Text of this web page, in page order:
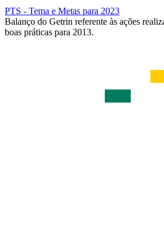
PTS - Tema e Metas para 2023
Balanço do Getrin referente às ações
boas práticas para 2013.